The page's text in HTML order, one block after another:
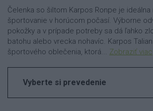
Čelenka so šiltom Karpos Ronpe je ideálna
športovanie v horúcom počasí. Výborne
pokožky a v prípade potreby sa dá ľahko
batohu alebo vrecka nohavíc. Karpos
športového oblečenia, ktorá... Zobraziť viac
Vyberte si prevedenie